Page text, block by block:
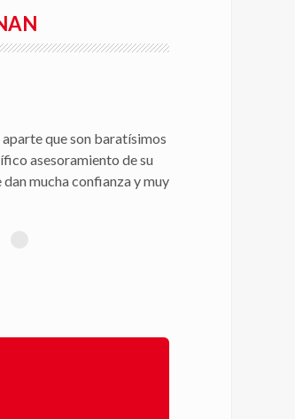
que son baratísimos
asesoramiento de su
mucha confianza y muy